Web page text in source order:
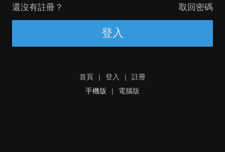
還沒有註冊？ 取回密碼
登入
首頁 | 登入 |
註冊
手機版
| 電腦版